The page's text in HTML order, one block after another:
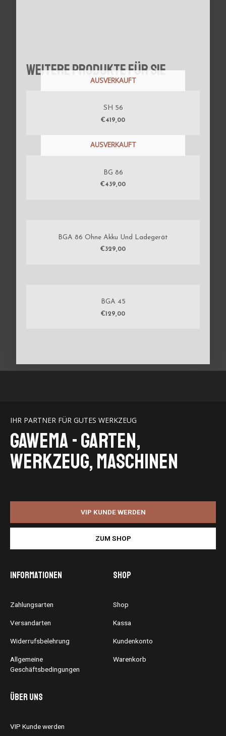
Weitere Produkte für Sie
AUSVERKAUFT
SH 56
€419,00
AUSVERKAUFT
BG 86
€439,00
BGA 86 Ohne Akku Und Ladegerät
€329,00
BGA 45
€ 129,00
IHR PARTNER FÜR GUTES WERKZEUG
GaWeMA - Garten,
Werkzeug, Maschinen
VIP KUNDE WERDEN
ZUM SHOP
Informationen
Zahlungsarten
Versandarten
Widerrufsbelehrung
Allgemeine
Geschäftsbedingungen
Shop
Shop
Kassa
Kundenkonto
Warenkorb
Über uns
VIP Kunde werden